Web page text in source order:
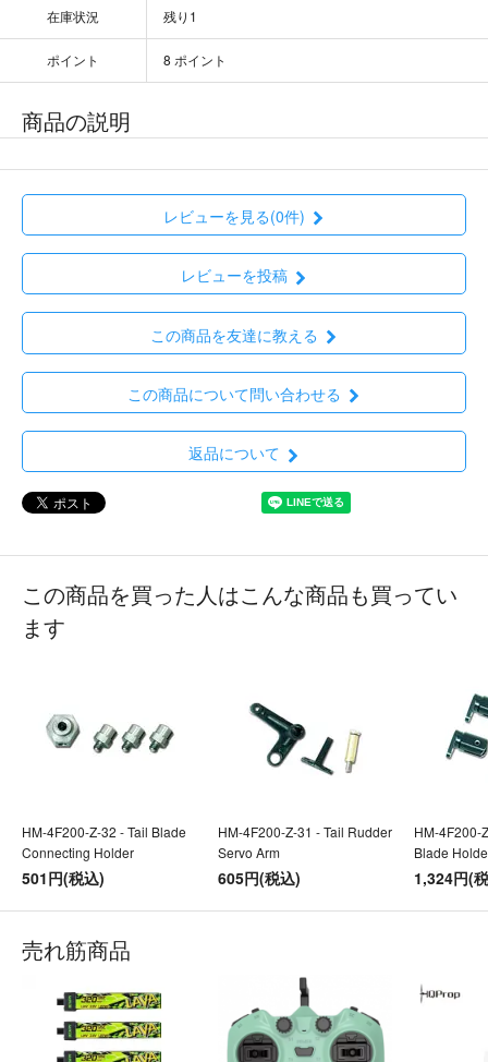
在庫状況 残り1
ポイント 8 ポイント
商品の説明
レビューを見る(0件)
レビューを投稿
この商品を友達に教える
この商品について問い合わせる
返品について
この商品を買った人はこんな商品も買ってい
ます
HM-4F200-Z-32 - Tail Blade
Connecting Holder
501円(税込)
HM-4F200-Z-31 - Tail Rudder
Servo Arm
605円(税込)
HM-4F200-
Blade
1,324円(
売れ筋商品